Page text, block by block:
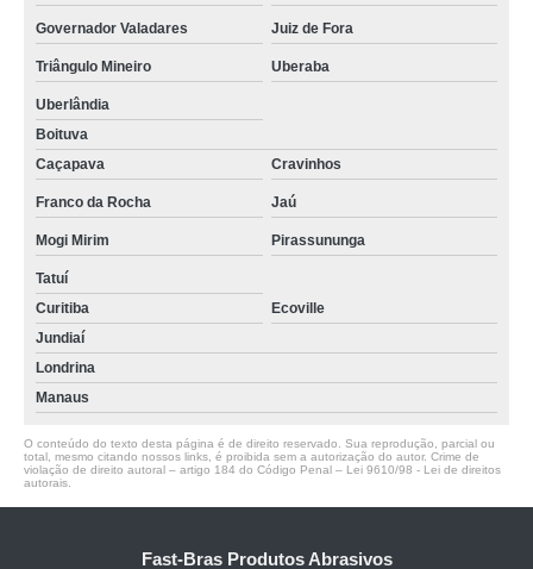
Governador Valadares Juiz de Fora
Triângulo Mineiro Uberaba
Uberlândia
Boituva
Caçapava
Cravinhos
Franco da Rocha Jaú
Mogi Mirim Pirassununga
Tatuí
Curitiba
Ecoville
Jundiaí
Londrina
Manaus
O conteúdo do texto desta página é de direito reservado. Sua reprodução, parcial ou
total, mesmo citando nossos links, é proibida sem a autorização do autor. Crime de
violação de direito autoral – artigo 184 do Código Penal – Lei 9610/98 - Lei de direitos
autorais
Fast-Bras Produtos Abrasivos